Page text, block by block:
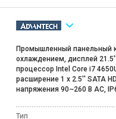
Промышленный панельный
охлаждением, дисплей
процессор Intel Core i7
расширение 1 x 2.5'' SATA
напряжения 90~260 В AC,
Тип